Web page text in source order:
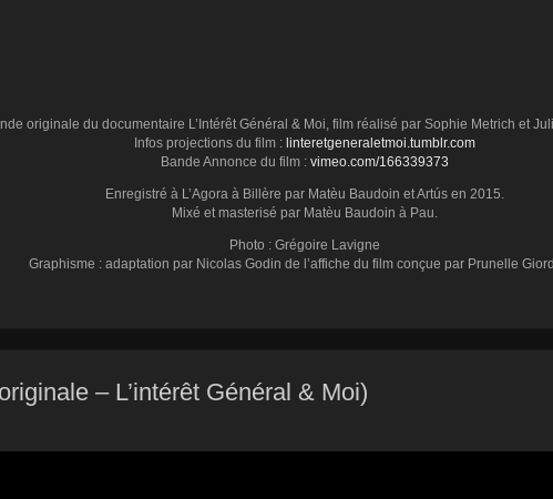
originale du documentaire L’Intérêt Général & Moi, film réalisé par Sophie Metrich et
Infos projections du film : linteretgeneraletmoi.tumblr.com
Bande Annonce du film : vimeo.com/166339373
Enregistré à L’Agora à Billère par Matèu Baudoin et Artús en 2015.
Mixé et masterisé par Matèu Baudoin à Pau.
Photo : Grégoire Lavigne
Graphisme : adaptation par Nicolas Godin de l’affiche du film conçue par Prunelle
– L’intérêt Général & Moi)